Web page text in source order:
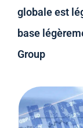
globale est
base
Group